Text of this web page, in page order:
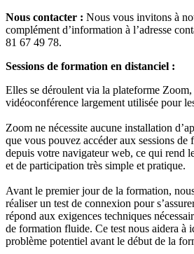
Nous contacter : Nous vous invitons à
complément d’information à l’adresse
81 67 49 78.
Sessions de formation en distanciel :
Elles se déroulent via la plateforme
vidéoconférence largement utilisée pour
Zoom ne nécessite aucune installation
que vous pouvez accéder aux sessions de
depuis votre navigateur web, ce qui rend
et de participation très simple et pratique.
Avant le premier jour de la formation,
réaliser un test de connexion pour
répond aux exigences techniques
de formation fluide. Ce test nous aidera à
problème potentiel avant le début de la